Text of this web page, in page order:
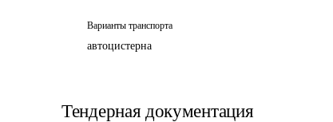
Варианты транспорта
автоцистерна
Тендерная документация